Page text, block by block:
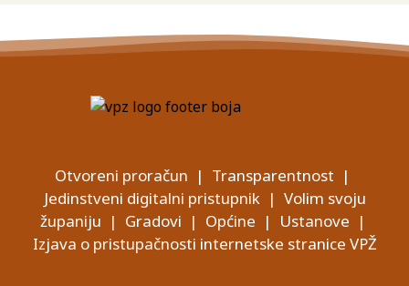
Otvoreni proračun | Transparentnost |
Jedinstveni digitalni pristupnik| Volim svoju
županiju | Gradovi | Općine | Ustanove |
Izjava o pristupačnosti internetske stranice VPŽ